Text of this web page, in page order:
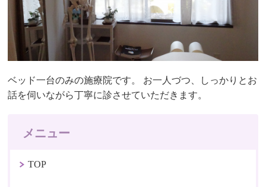
ベッド一台のみの施療院です。 お一人づつ、しっかりとお
話を伺いながら丁寧に診させていただきます。
メニュー
TOP